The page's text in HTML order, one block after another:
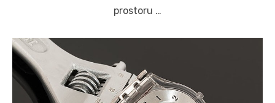
prostoru …